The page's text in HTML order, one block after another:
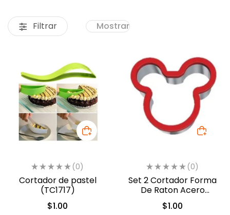
Filtrar Mostrar
(0)
Cortador de pastel
(TC1717)
$1.00
(0)
Set 2 Cortador Forma
De Raton Acero
Inoxidable Tc-002
$1.00